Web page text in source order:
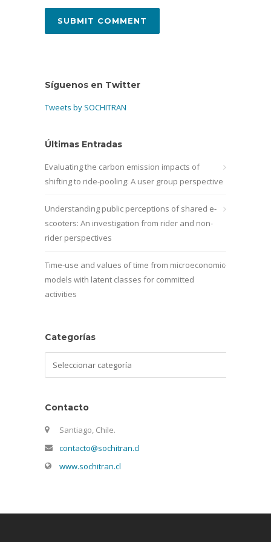
Síguenos en Twitter
Tweets by SOCHITRAN
Últimas Entradas
Evaluating the carbon emission impacts of
shifting to ride-pooling: A user group perspective
Understanding public perceptions of shared e-
scooters: An investigation from rider and non-
rider perspectives
Time-use and values of time from microeconomic
models with latent classes for committed
activities
Categorías
Contacto
Santiago, Chile.
contacto@sochitran.cl
www.sochitran.cl